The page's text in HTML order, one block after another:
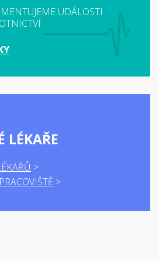
UDÁLOSTI
LÉKAŘE